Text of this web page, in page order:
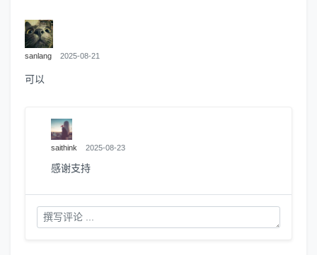
sanlang 2025-08-21
可以
saithink 2025-08-23
感谢支持